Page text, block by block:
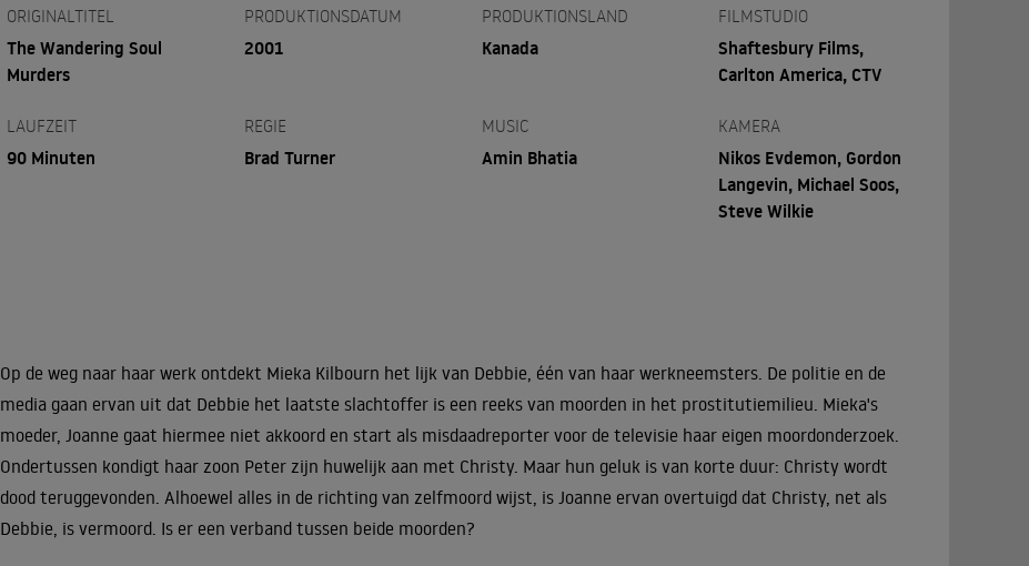
ORIGINALTITEL
The Wandering Soul
Murders
PRODUKTIONSDATUM
2001
PRODUKTIONSLAND
Kanada
FILMSTUDIO
Shaftesbury Films,
Carlton America, CTV
LAUFZEIT
90 Minuten
REGIE
Brad Turner
MUSIC
Amin Bhatia
KAMERA
Nikos Evdemon, Gordon
Langevin, Michael Soos,
Steve Wilkie
Op de weg naar haar werk ontdekt Mieka Kilbourn het lijk van Debbie, één van haar werkneemsters. De politie en de
media gaan ervan uit dat Debbie het laatste slachtoffer is een reeks van moorden in het prostitutiemilieu. Mieka's
moeder, Joanne gaat hiermee niet akkoord en start als misdaadreporter voor de televisie haar eigen moordonderzoek.
Ondertussen kondigt haar zoon Peter zijn huwelijk aan met Christy. Maar hun geluk is van korte duur: Christy wordt
dood teruggevonden. Alhoewel alles in de richting van zelfmoord wijst, is Joanne ervan overtuigd dat Christy, net als
Debbie, is vermoord. Is er een verband tussen beide moorden?